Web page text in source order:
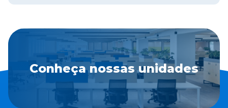
Conheça nossas unidades